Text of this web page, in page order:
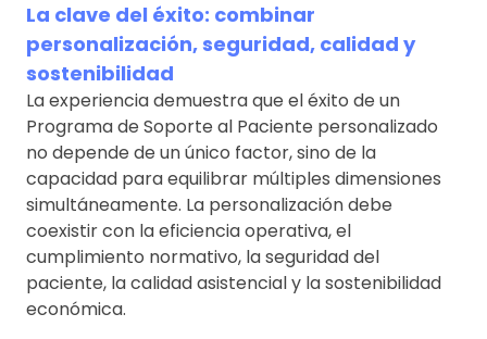
La clave del éxito: combinar
personalización, seguridad, calidad y
sostenibilidad
La experiencia demuestra que el éxito de un
Programa de Soporte al Paciente personalizado
no depende de un único factor, sino de la
capacidad para equilibrar múltiples dimensiones
simultáneamente. La personalización debe
coexistir con la eficiencia operativa, el
cumplimiento normativo, la seguridad del
paciente, la calidad asistencial y la sostenibilidad
económica.